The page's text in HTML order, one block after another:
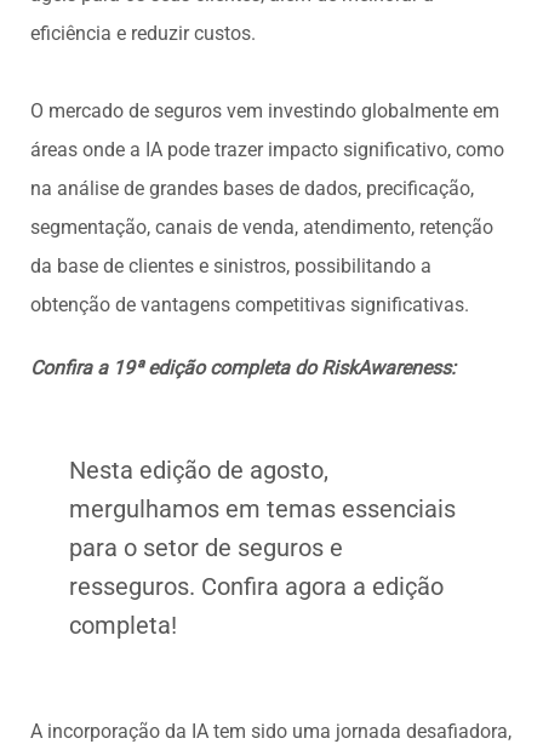
eficiência e reduzir custos.
O mercado de seguros vem investindo globalmente em
áreas onde a IA pode trazer impacto significativo, como
na análise de grandes bases de dados, precificação,
segmentação, canais de venda, atendimento, retenção
da base de clientes e sinistros, possibilitando a
obtenção de vantagens competitivas significativas.
Confira a 19ª edição completa do RiskAwareness:
Nesta edição de agosto,
mergulhamos em temas essenciais
para o setor de seguros e
resseguros. Confira agora a edição
completa!
A incorporação da IA tem sido uma jornada desafiadora,